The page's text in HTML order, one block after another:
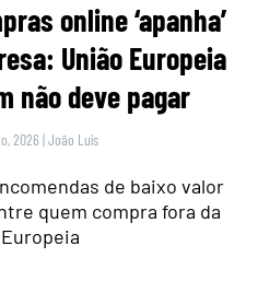
online ‘apanha’
União Europeia
não deve pagar
2026 |João Luís
de baixo valor
quem compra fora da